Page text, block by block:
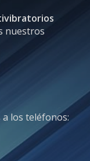
nuestros
los teléfonos: